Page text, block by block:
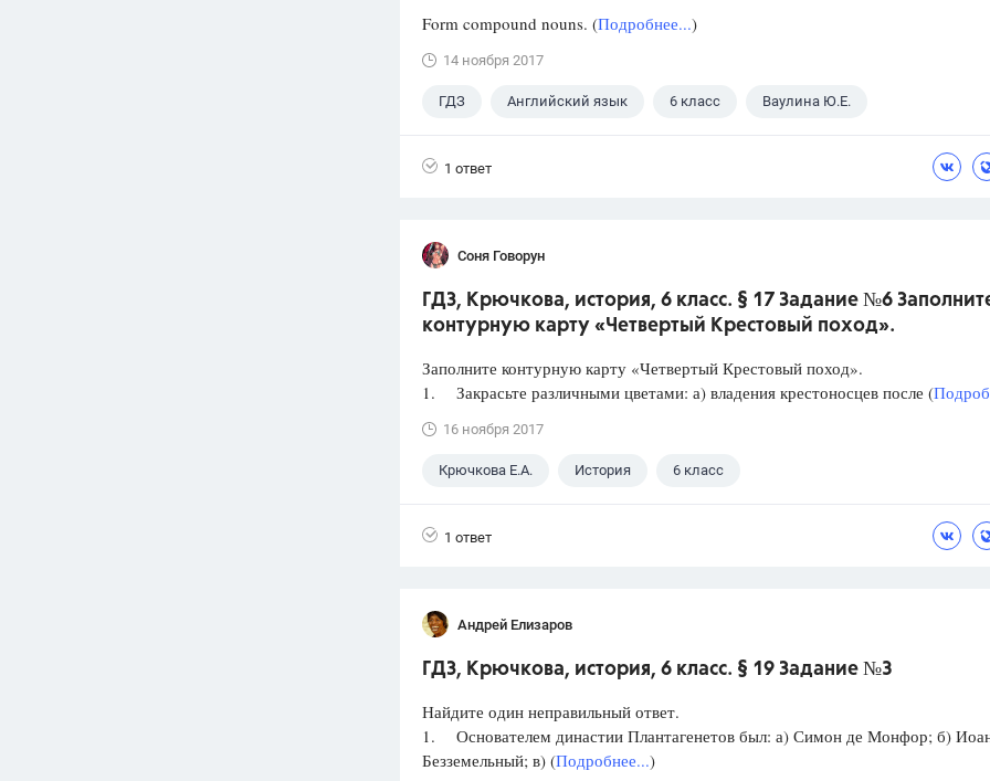
Form compound nouns. (Подробнее...)
14 ноября 2017
ГДЗ Английский язык 6 класс Ваулина Ю.Е.
1 ответ
Соня Говорун
ГДЗ, Крючкова, история, 6 класс. § 17 Задание №6
контурную карту «Четвертый Крестовый поход».
Заполните контурную карту «Четвертый Крестовый поход».
1. Закрасьте различными цветами: а) владения крестоносцев после (
16 ноября 2017
Крючкова Е.А. История 6 класс
1 ответ
Андрей Елизаров
ГДЗ, Крючкова, история, 6 класс. § 19 Задание №3
Найдите один неправильный ответ.
1. Основателем династии Плантагенетов был: а) Симон де Монфор; б)
Безземельный; в) (Подробнее...)